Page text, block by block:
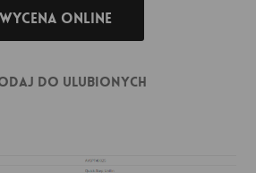
Wycena online
do ulubionych